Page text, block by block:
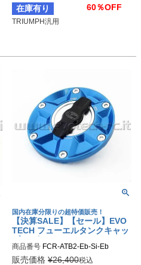
在庫有り 60％OFF
TRIUMPH汎用
国内在庫分限りの超特価販売！
【決算SALE】【セール】EVO
TECH フューエルタンクキャッ
プ ラピッド APRILIA/BENELL
I/TRIUMPH/KTM/MV AGUSTA
商品番号 FCR-ATB2-Eb-Si-Eb
販売価格 ¥26,400税込